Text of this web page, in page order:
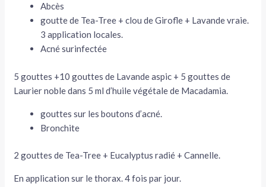
Abcès
goutte de Tea-Tree + clou de Girofle + Lavande vraie.
3 application locales.
Acné surinfectée
5 gouttes +10 gouttes de Lavande aspic + 5 gouttes de
Laurier noble dans 5 ml d’huile végétale de Macadamia.
gouttes sur les boutons d’acné.
Bronchite
2 gouttes de Tea-Tree + Eucalyptus radié + Cannelle.
En application sur le thorax. 4 fois par jour.